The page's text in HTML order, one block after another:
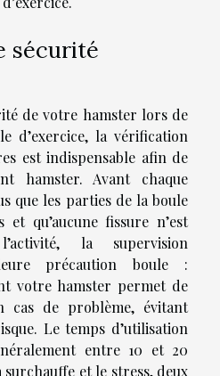
sécurité
de votre hamster lors de
d’exercice, la vérification
est indispensable afin de
hamster. Avant chaque
que les parties de la boule
et qu’aucune fissure n’est
la supervision
précaution boule :
votre hamster permet de
cas de problème, évitant
Le temps d’utilisation
entre 10 et 20
et le stress, deux